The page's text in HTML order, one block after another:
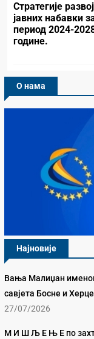
Стратегије
јавних набавки
период 2024-
године.
О нама
Најновије
Вања Малиџан
савјета Босне и
27/07/2026
М И Ш Љ Е Њ Е по